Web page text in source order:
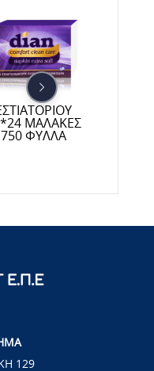
ΜΑΛΑΚΕΣ
750 ΦΥΛΛΑ
129